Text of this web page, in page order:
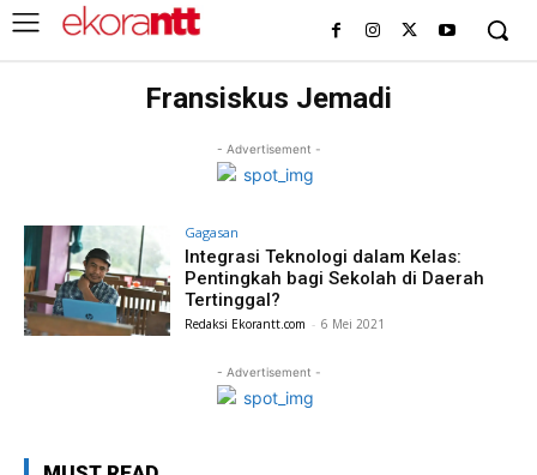
Fransiskus Jemadi
- Advertisement -
Gagasan
Integrasi Teknologi dalam Kelas:
Pentingkah bagi Sekolah di Daerah
Tertinggal?
Redaksi Ekorantt.com - 6 Mei 2021
- Advertisement -